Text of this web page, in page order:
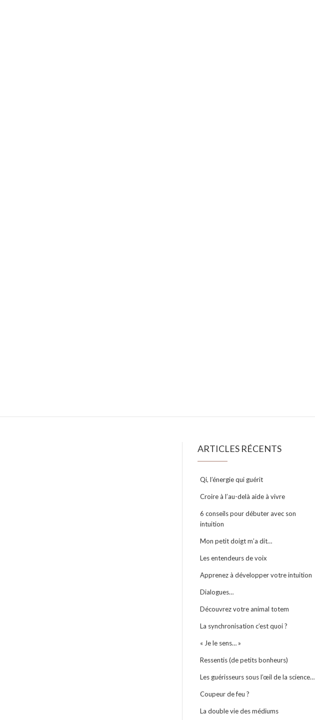
ARTICLES RÉCENTS
Qi, l’énergie qui guérit
Croire à l’au-delà aide à vivre
6 conseils pour débuter avec son
intuition
Mon petit doigt m’a dit…
Les entendeurs de voix
Apprenez à développer votre intuition
Dialogues…
Découvrez votre animal totem
La synchronisation c’est quoi ?
« Je le sens… »
Ressentis (de petits bonheurs)
Les guérisseurs sous l’œil de la science…
Coupeur de feu ?
La double vie des médiums